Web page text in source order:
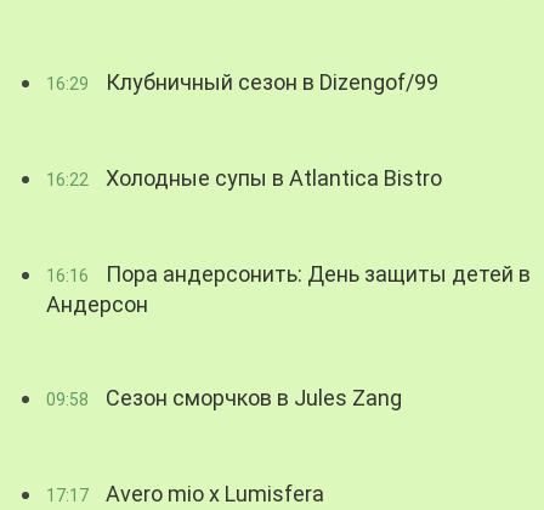
16:29 Клубничный сезон в Dizengof/99
16:22 Холодные супы в Atlantica Bistro
16:16
Пора андерсонить: День защиты детей в
Андерсон
09:58 Сезон сморчков в Jules Zang
17:17 Avero mio x Lumisfera